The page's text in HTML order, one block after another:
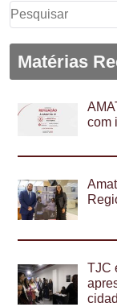
Pesquisar
por:
Matérias
com
TJC